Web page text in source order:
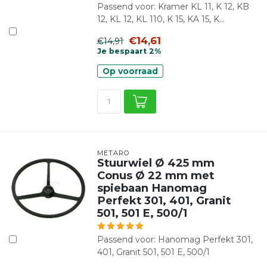
Passend voor: Kramer KL 11, K 12, KB
12, KL 12, KL 110, K 15, KA 15, K...
€14,91 €14,61
Je bespaart 2%
Op voorraad
METARO
Stuurwiel Ø 425 mm
Conus Ø 22 mm met
spiebaan Hanomag
Perfekt 301, 401, Granit
501, 501 E, 500/1
Passend voor: Hanomag Perfekt 301,
401, Granit 501, 501 E, 500/1